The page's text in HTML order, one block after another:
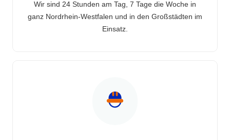
Wir sind 24 Stunden am Tag, 7 Tage die Woche in
ganz Nordrhein-Westfalen und in den Großstädten im
Einsatz.